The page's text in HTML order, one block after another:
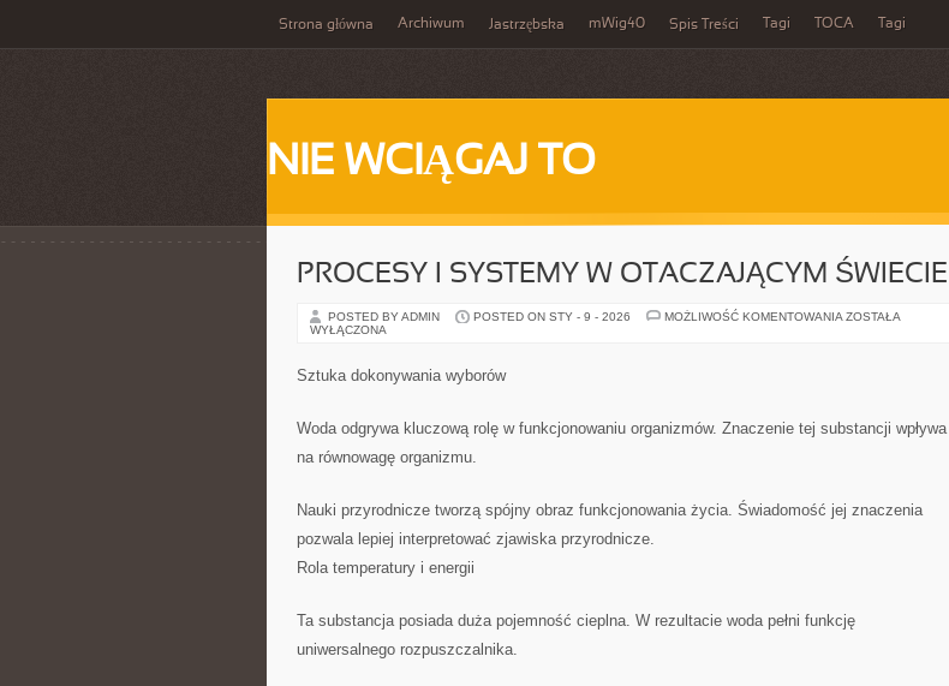
Strona główna Archiwum Jastrzębska mWig40 Spis Treści Tagi TOCA Tagi
NIE WCIĄGAJ TO
PROCESY I SYSTEMY W OTACZAJĄCYM ŚWIECIE
POSTED BY ADMIN POSTED ON STY - 9 - 2026 MOŻLIWOŚĆ KOMENTOWANIA PROCESY
ZOSTAŁA
WYŁĄCZONA
Sztuka dokonywania wyborów
Woda odgrywa kluczową rolę w funkcjonowaniu organizmów. Znaczenie tej substancji wpływa
na równowagę organizmu.
Nauki przyrodnicze tworzą spójny obraz funkcjonowania życia. Świadomość jej znaczenia
pozwala lepiej interpretować zjawiska przyrodnicze.
Rola temperatury i energii
Ta substancja posiada duża pojemność cieplna. W rezultacie woda pełni funkcję
uniwersalnego rozpuszczalnika.